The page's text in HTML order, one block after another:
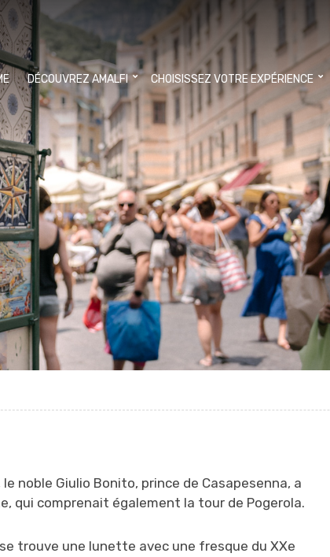
DÉCOUVREZ AMALFI CHOISISSEZ VOTRE EXPÉRIENCE
noble Giulio Bonito, prince de Casapesenna, a
qui comprenait également la tour de Pogerola.
trouve une lunette avec une fresque du XXe